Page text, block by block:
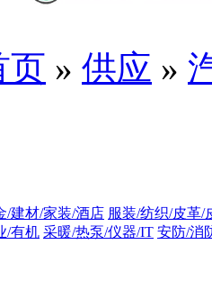
页 » 供应 »
/建材/家装/酒店 服装/纺织/皮革/
/有机 采暖/热泵/仪器/IT 安防/消